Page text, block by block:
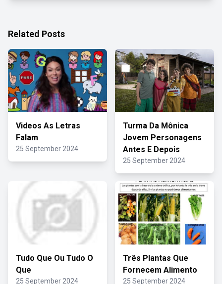
Related Posts
Videos As Letras
Falam
25 September 2024
Turma Da Mônica
Jovem Personagens
Antes E Depois
25 September 2024
Tudo Que Ou Tudo O
Que
25 September 2024
Três Plantas Que
Fornecem Alimento
25 September 2024